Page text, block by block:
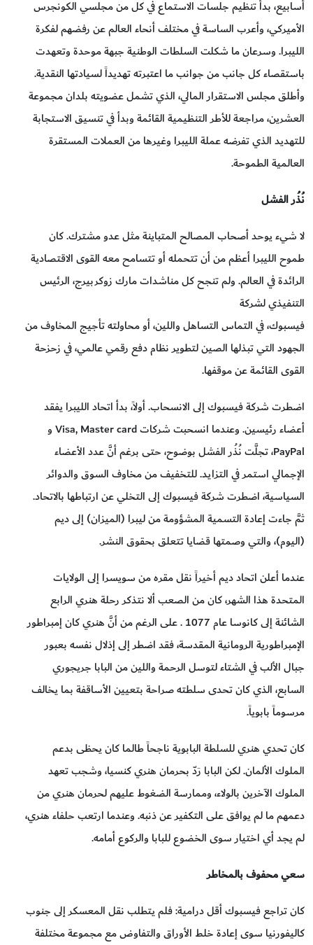
أسابيع، بدأ تنظيم جلسات الاستماع في كل من مجلسي الكونجرس
الأميركي، وأعرب الساسة في مختلف أنحاء العالم عن رفضهم لفكرة
الليبرا. وسرعان ما شكلت السلطات الوطنية جبهة موحدة وتعهدت
باستقصاء كل جانب من جوانب ما اعتبرته تهديداً لسيادتها النقدية.
وأطلق مجلس الاستقرار المالي، الذي تشمل عضويته بلدان مجموعة
العشرين، مراجعة للأطر التنظيمية القائمة وبدأ في تنسيق الاستجابة
للتهديد الذي تفرضه عملة الليبرا وغيرها من العملات المستقرة
العالمية الطموحة.
نُذُر الفشل
لا شيء يوحد أصحاب المصالح المتباينة مثل عدو مشترك. كان
طموح الليبرا أعظم من أن تتحمله أو تتسامح معه القوى الاقتصادية
الرائدة في العالم. ولم تنجح كل مناشدات مارك زوكربيرج، الرئيس
التنفيذي لشركة
فيسبوك، في التماس التساهل واللين، أو محاولته تأجيج المخاوف من
الجهود التي تبذلها الصين لتطوير نظام دفع رقمي عالمي، في زحزحة
القوى القائمة عن موقفها.
اضطرت شركة فيسبوك إلى الانسحاب. أولاً، بدأ اتحاد الليبرا يفقد
أعضاء رئيسين. وعندما انسحبت شركات Visa, Master card و
PayPal، تجلَّت نُذُر الفشل بوضوح، حتى برغم أنَّ عدد الأعضاء
الإجمالي استمر في التزايد. للتخفيف من مخاوف السوق والدوائر
السياسية، اضطرت شركة فيسبوك إلى التخلي عن ارتباطها بالاتحاد.
ثمَّ جاءت إعادة التسمية المشؤومة من ليبرا (الميزان) إلى ديم
(اليوم)، والتي وصمتها قضايا تتعلق بحقوق النشر.
عندما أعلن اتحاد ديم أخيراً نقل مقره من سويسرا إلى الولايات
المتحدة هذا الشهر، كان من الصعب ألا نتذكر رحلة هنري الرابع
الشائنة إلى كانوسا عام 1077 . على الرغم من أنَّ هنري كان إمبراطور
الإمبراطورية الرومانية المقدسة، فقد اضطر إلى إذلال نفسه بعبور
جبال الألب في الشتاء لتوسل الرحمة واللين من البابا جريجوري
السابع، الذي كان تحدى سلطته صراحة بتعيين الأساقفة بما يخالف
مرسوماً بابوياً.
كان تحدي هنري للسلطة البابوية ناجحاً طالما كان يحظى بدعم
الملوك الألمان. لكن البابا رَدّ بحرمان هنري كنسيا، وشجب تعهد
الملوك الآخرين بالولاء، وممارسة الضغوط عليهم لحرمان هنري من
دعمهم ما لم يوافق على التكفير عن ذنبه. وعندما ارتعب حلفاء هنري،
لم يجد أي اختيار سوى الخضوع للبابا والركوع أمامه.
سعي محفوف بالمخاطر
كان تراجع فيسبوك أقل درامية: فلم يتطلب نقل المعسكر إلى جنوب
كاليفورنيا سوى إعادة خلط الأوراق والتفاوض مع مجموعة مختلفة